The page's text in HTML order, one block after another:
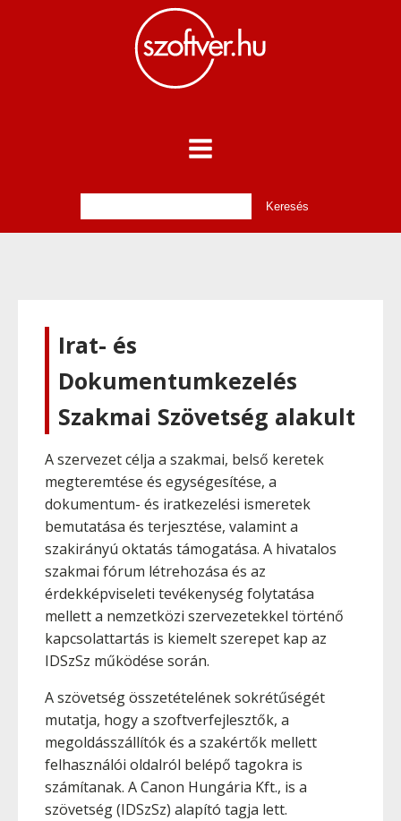
Irat- és
Dokumentumkezelés
Szakmai Szövetség alakult
A szervezet célja a szakmai, belső keretek
megteremtése és egységesítése, a
dokumentum- és iratkezelési ismeretek
bemutatása és terjesztése, valamint a
szakirányú oktatás támogatása. A hivatalos
szakmai fórum létrehozása és az
érdekképviseleti tevékenység folytatása
mellett a nemzetközi szervezetekkel történő
kapcsolattartás is kiemelt szerepet kap az
IDSzSz működése során.
A szövetség összetételének sokrétűségét
mutatja, hogy a szoftverfejlesztők, a
megoldásszállítók és a szakértők mellett
felhasználói oldalról belépő tagokra is
számítanak. A Canon Hungária Kft., is a
szövetség (IDSzSz) alapító tagja lett.